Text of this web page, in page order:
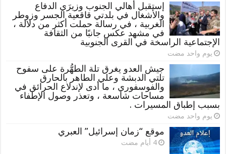
إستقبل أهالي الجنوب وزيرَي الدفاع
والأشغال في بلدتي قاقعية الجسر وزوطر
الغربية ، في رسالة حملت أكثر من دلالة ،
في مشهد عكس جانبًا من الثقافة
الإجتماعية الراسخة في القرى الجنوبية
‏يوم واحد مضت
جيش العدو يغرق تلة الطهُّرة على سفوح
تلتي الدبشة وعلي الطاهر بالحارق
والفوسفوري ، ما أدى لإندلاع الحرائق في
مساحات شاسعة ، وتعذر وصول الإطفاء
بسبب إطباق المسيرات .
‏يوم واحد مضت
موقع “زمان إسرائيل” العبري
‏4 أيام مضت